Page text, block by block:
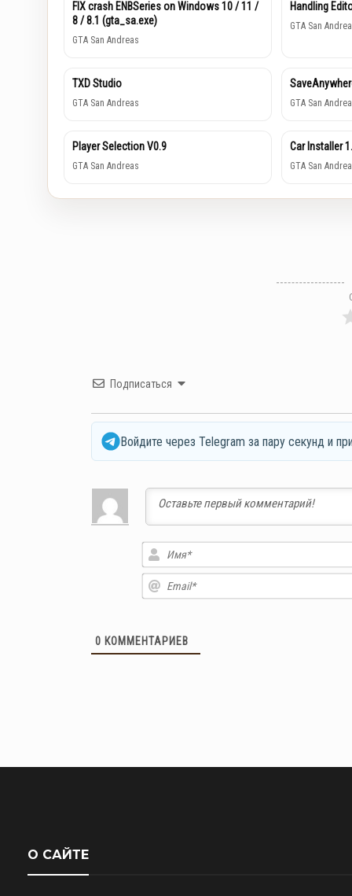
FIX crash ENBSeries on Windows 10 / 11 /
8 / 8.1 (gta_sa.exe)
GTA San Andreas
Handling
GTA San
TXD Studio
GTA San Andreas GTA San
Player Selection V0.9
GTA San Andreas
Car Installer
GTA San
Подписаться
Войдите через Telegram за пару секунд и
0 КОММЕНТАРИЕВ
О САЙТЕ